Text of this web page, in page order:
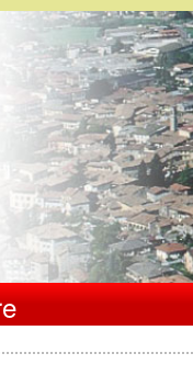
Salta
al
contenuto
principale